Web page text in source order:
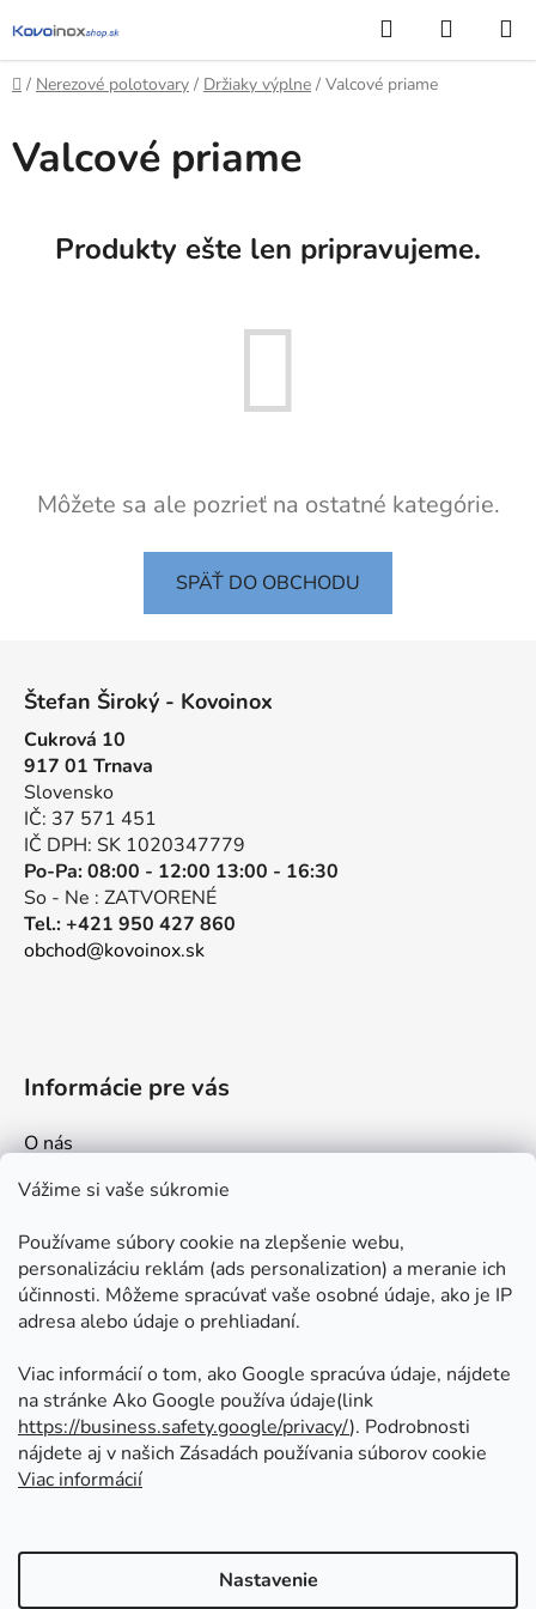
Vážime si vaše súkromie
Používame súbory cookie na zlepšenie webu,
personalizáciu reklám (ads personalization) a meranie ich
účinnosti. Môžeme spracúvať vaše osobné údaje, ako je IP
adresa alebo údaje o prehliadaní.
Viac informácií o tom, ako Google spracúva údaje, nájdete
na stránke Ako Google používa údaje(link
https://business.safety.google/privacy/⁩). Podrobnosti
nájdete aj v našich Zásadách používania súborov cookie
Viac informácií
Nastavenie
na
obsah
Hľadať
KOŠÍK
Domov
/ Nerezové polotovary / Držiaky výplne / Valcové priame
Valcové priame
Produkty ešte len pripravujeme.
Môžete sa ale pozrieť na ostatné kategórie.
SPÄŤ DO OBCHODU
Štefan Široký - Kovoinox
Cukrová 10
917 01 Trnava
Slovensko
IČ: 37 571 451
IČ DPH: SK 1020347779
Po-Pa: 08:00 - 12:00 13:00 - 16:30
So - Ne : ZATVORENÉ
Tel.: +421 950 427 860
obchod@kovoinox.sk
Informácie pre vás
O nás
Kontakt
Ako nakupovať
Obchodné podmienky
Ochrana osobných údajov
Odstúpenie od zmluvy
Prijímame online platby